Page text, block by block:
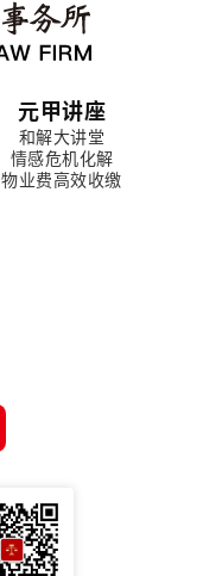
元甲讲座
和解大讲堂
情感危机化解
物业费高效收缴